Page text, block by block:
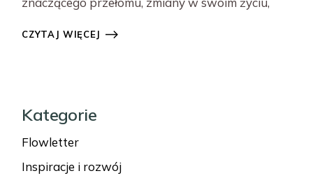
CZYTAJ WIĘCEJ
Kategorie
Flowletter
Inspiracje i rozwój